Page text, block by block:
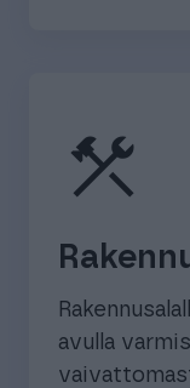
construction
avulla